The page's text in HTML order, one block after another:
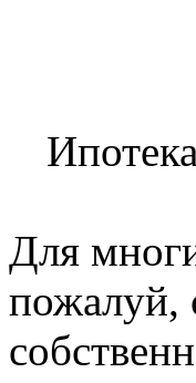
Для
пожалуй,